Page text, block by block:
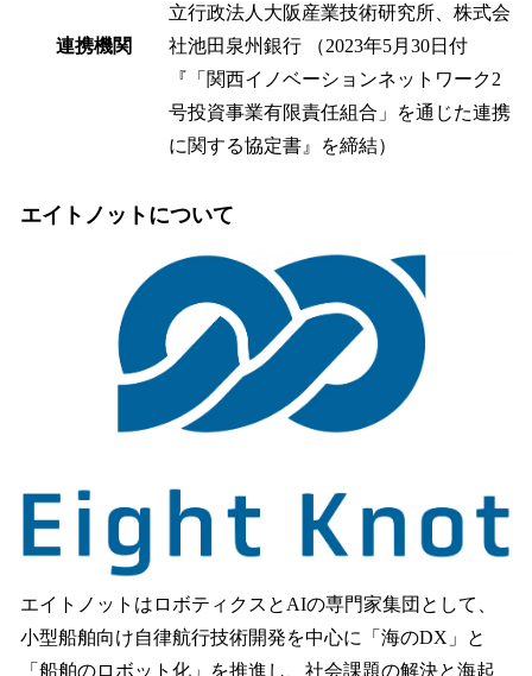
連携機関
立行政法人大阪産業技術研究所、株式会
社池田泉州銀行 （2023年5月30日付
『「関西イノベーションネットワーク2
号投資事業有限責任組合」を通じた連携
に関する協定書』を締結）
エイトノットについて
エイトノットはロボティクスとAIの専門家集団として、
小型船舶向け自律航行技術開発を中心に「海のDX」と
「船舶のロボット化」を推進し、社会課題の解決と海起